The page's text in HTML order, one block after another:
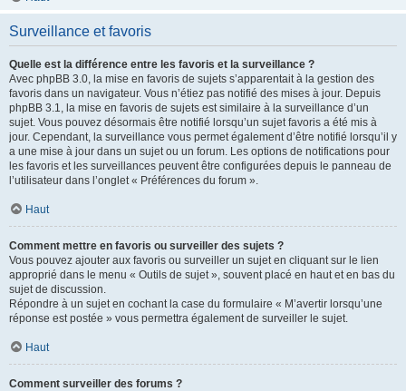
Surveillance et favoris
Quelle est la différence entre les favoris et la surveillance ?
Avec phpBB 3.0, la mise en favoris de sujets s’apparentait à la gestion des
favoris dans un navigateur. Vous n’étiez pas notifié des mises à jour. Depuis
phpBB 3.1, la mise en favoris de sujets est similaire à la surveillance d’un
sujet. Vous pouvez désormais être notifié lorsqu’un sujet favoris a été mis à
jour. Cependant, la surveillance vous permet également d’être notifié lorsqu’il y
a une mise à jour dans un sujet ou un forum. Les options de notifications pour
les favoris et les surveillances peuvent être configurées depuis le panneau de
l’utilisateur dans l’onglet « Préférences du forum ».
Haut
Comment mettre en favoris ou surveiller des sujets ?
Vous pouvez ajouter aux favoris ou surveiller un sujet en cliquant sur le lien
approprié dans le menu « Outils de sujet », souvent placé en haut et en bas du
sujet de discussion.
Répondre à un sujet en cochant la case du formulaire « M’avertir lorsqu’une
réponse est postée » vous permettra également de surveiller le sujet.
Haut
Comment surveiller des forums ?